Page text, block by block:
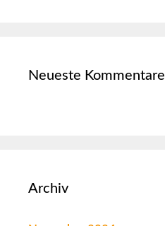
Neueste Kommentare
Archiv